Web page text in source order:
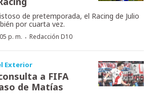
de pretemporada, el Racing de Julio
por cuarta vez.
p. m. · Redacción D10
Exterior
a FIFA
de Matías